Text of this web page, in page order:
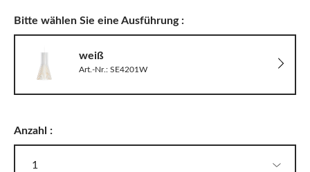
Bitte wählen Sie eine Ausführung :
weiß
Art.-Nr.: SE4201W
Anzahl :